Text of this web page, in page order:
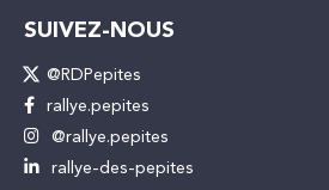
SUIVEZ-NOUS
@RDPepites
rallye.pepites
@rallye.pepites
rallye-des-pepites